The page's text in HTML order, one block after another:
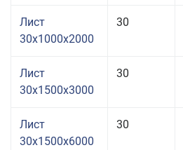
Лист
30x1000x2000
30
Лист
30x1500x3000
30
Лист
30x1500x6000
30